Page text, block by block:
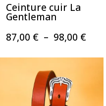
Ceinture cuir La
Gentleman
87,00 € – 98,00 €
prix